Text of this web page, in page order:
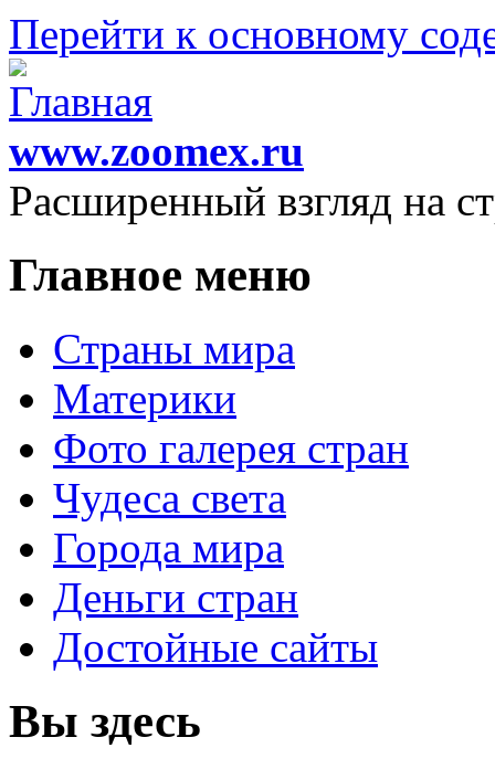
Перейти к основному
www.zoomex.ru
Расширенный взгляд на
Главное меню
Страны мира
Материки
Фото галерея стран
Чудеса света
Города мира
Деньги стран
Достойные сайты
Вы здесь